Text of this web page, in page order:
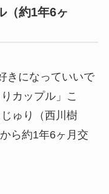
（約1年6ヶ
きになっていいで
カップル」こ
ゅり（西川樹
ら約1年6ヶ月交